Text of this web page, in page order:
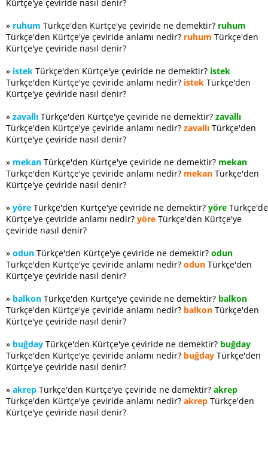
Kürtçe'ye çeviride nasıl denir?
» ruhum Türkçe'den Kürtçe'ye çeviride ne demektir? ruhum
Türkçe'den Kürtçe'ye çeviride anlamı nedir? ruhum Türkçe'den
Kürtçe'ye çeviride nasıl denir?
» istek Türkçe'den Kürtçe'ye çeviride ne demektir? istek
Türkçe'den Kürtçe'ye çeviride anlamı nedir? istek Türkçe'den
Kürtçe'ye çeviride nasıl denir?
» zavallı Türkçe'den Kürtçe'ye çeviride ne demektir? zavallı
Türkçe'den Kürtçe'ye çeviride anlamı nedir? zavallı Türkçe'den
Kürtçe'ye çeviride nasıl denir?
» mekan Türkçe'den Kürtçe'ye çeviride ne demektir? mekan
Türkçe'den Kürtçe'ye çeviride anlamı nedir? mekan Türkçe'den
Kürtçe'ye çeviride nasıl denir?
» yöre Türkçe'den Kürtçe'ye çeviride ne demektir? yöre
Kürtçe'ye çeviride anlamı nedir? yöre Türkçe'den Kürtçe'ye
çeviride nasıl denir?
» odun Türkçe'den Kürtçe'ye çeviride ne demektir? odun
Türkçe'den Kürtçe'ye çeviride anlamı nedir? odun Türkçe'den
Kürtçe'ye çeviride nasıl denir?
» balkon Türkçe'den Kürtçe'ye çeviride ne demektir? balkon
Türkçe'den Kürtçe'ye çeviride anlamı nedir? balkon Türkçe'den
Kürtçe'ye çeviride nasıl denir?
» buğday Türkçe'den Kürtçe'ye çeviride ne demektir? buğday
Türkçe'den Kürtçe'ye çeviride anlamı nedir? buğday Türkçe'den
Kürtçe'ye çeviride nasıl denir?
» akrep Türkçe'den Kürtçe'ye çeviride ne demektir? akrep
Türkçe'den Kürtçe'ye çeviride anlamı nedir? akrep Türkçe'den
Kürtçe'ye çeviride nasıl denir?